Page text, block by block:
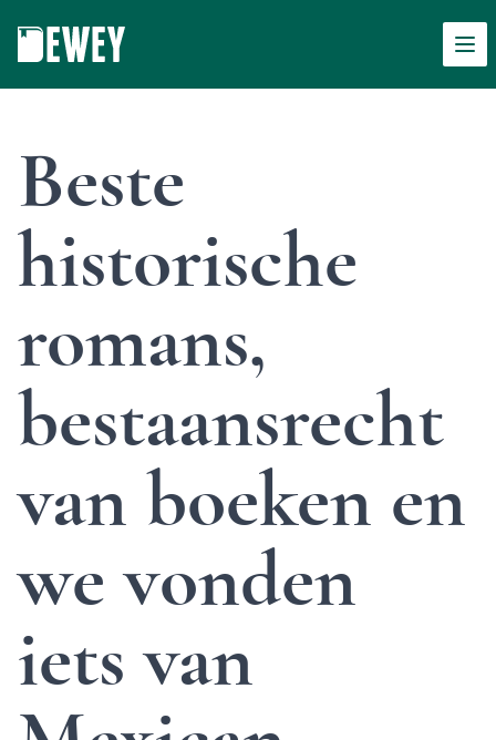
Beste
historische
romans,
bestaansrecht
van boeken en
we vonden
iets van